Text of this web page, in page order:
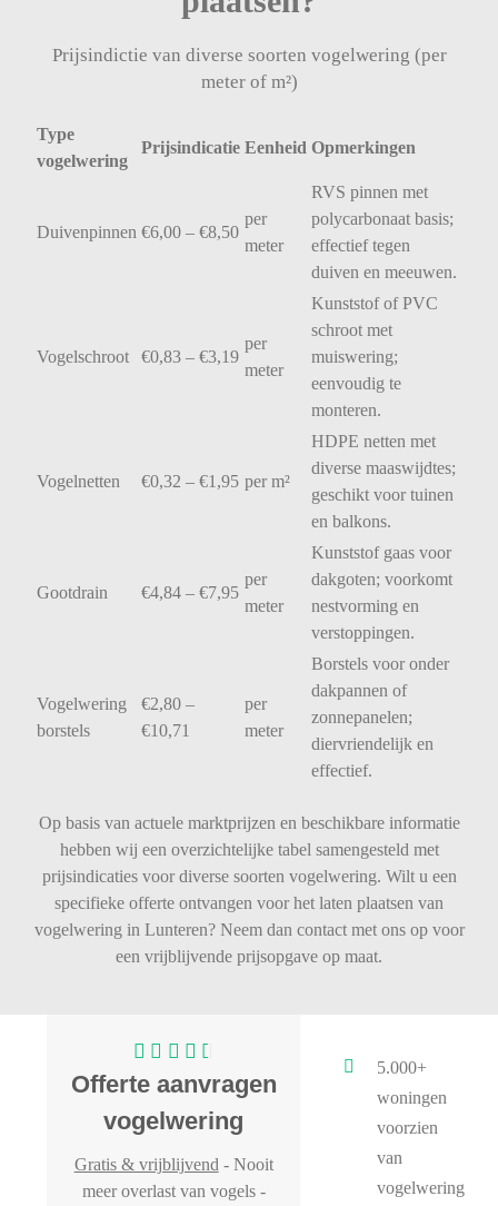
Prijsindictie van diverse soorten vogelwering (per
meter of m²)
Type
vogelwering
Prijsindicatie Eenheid Opmerkingen
Duivenpinnen €6,00 – €8,50
per
meter
RVS pinnen met
polycarbonaat basis;
effectieftegen
duiven en meeuwen.
Vogelschroot €0,83 – €3,19
per
meter
KunststofofPVC
schroot met
muiswering;
eenvoudig te
monteren.
Vogelnetten €0,32 – €1,95 per m²
HDPE netten met
diverse maaswijdtes;
geschikt voor tuinen
en balkons.
Gootdrain €4,84 – €7,95
per
meter
Kunststof gaas voor
dakgoten; voorkomt
nestvorming en
verstoppingen.
Vogelwering
borstels
€2,80 –
€10,71
per
meter
Borstels voor onder
dakpannen of
zonnepanelen;
diervriendelijk en
effectief.
Op basis van actuele marktprijzen en beschikbare informatie
hebben wij een overzichtelijke tabel samengesteld met
prijsindicaties voor diverse soorten vogelwering. Wilt u een
specifieke offerte ontvangen voor het laten plaatsen van
vogelwering in Lunteren? Neem dan contact met ons op voor
een vrijblijvende prijsopgave op maat.
Offerte aanvragen
vogelwering
Gratis & vrijblijvend - Nooit
meer overlast van vogels -
5.000+
woningen
voorzien
van
vogelwering